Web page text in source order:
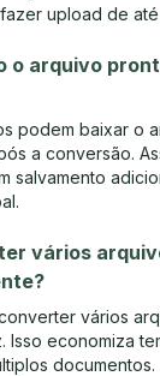
upload de até
o arquivo
podem baixar o
a conversão.
salvamento
vários
vários
Isso economiza
documentos.